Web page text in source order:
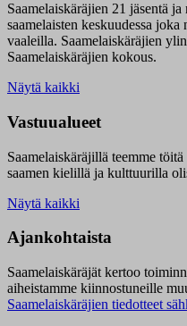
Saamelaiskäräjien 21 jäsentä
saamelaisten keskuudessa
vaaleilla. Saamelaiskäräjien
Saamelaiskäräjien kokous.
Näytä kaikki
Vastuualueet
Saamelaiskäräjillä teemme
saamen kielillä ja kulttuurilla
Näytä kaikki
Ajankohtaista
Saamelaiskäräjät kertoo
aiheistamme kiinnostuneille
Saamelaiskäräjien tiedotteet